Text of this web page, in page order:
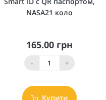
NASA21 коло
165.00 грн
- +
Купити